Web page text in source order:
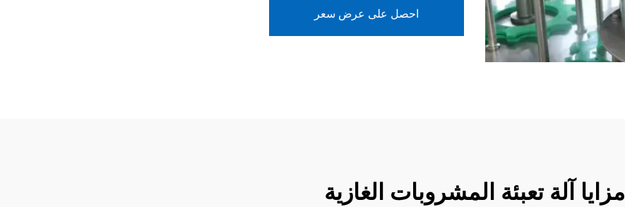
احصل على عرض سعر
مزايا آلة تعبئة المشروبات الغازية